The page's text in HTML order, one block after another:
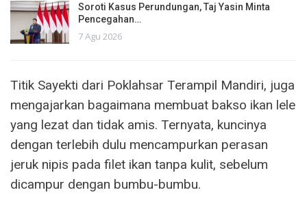
Soroti Kasus Perundungan, Taj Yasin Minta
Pencegahan…
7 Agu 2026
Titik Sayekti dari Poklahsar Terampil Mandiri, juga
mengajarkan bagaimana membuat bakso ikan lele
yang lezat dan tidak amis. Ternyata, kuncinya
dengan terlebih dulu mencampurkan perasan
jeruk nipis pada filet ikan tanpa kulit, sebelum
dicampur dengan bumbu-bumbu.